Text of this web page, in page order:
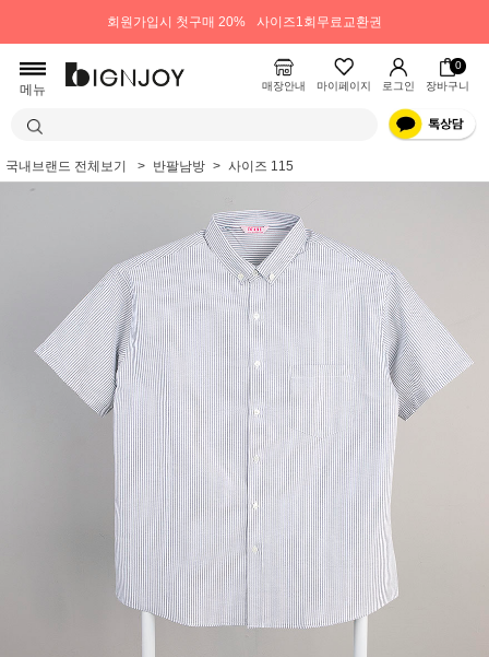
회원가입시 첫구매 20% 사이즈1회무료교환권
메뉴 매장안내 마이페이지 로그인
0
장바구니
국내브랜드 전체보기 반팔남방 사이즈 115